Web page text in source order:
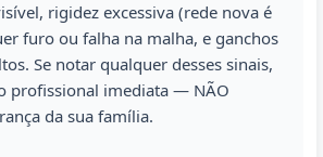
rigidez excessiva (rede nova é
furo ou falha na malha, e ganchos
Se notar qualquer desses sinais,
profissional imediata — NÃO
da sua família.